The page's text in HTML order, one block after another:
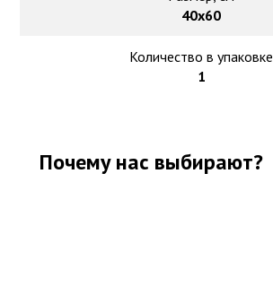
40х60
Количество в упаковке
1
Почему нас выбирают?